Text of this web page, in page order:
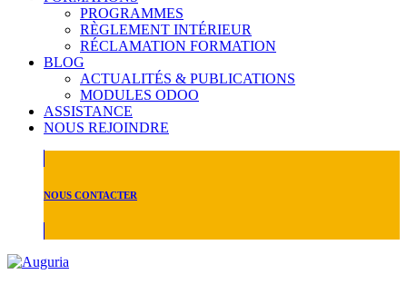
PROGRAMMES
RÈGLEMENT INTÉRIEUR
RÉCLAMATION FORMATION
BLOG
ACTUALITÉS & PUBLICATIONS
MODULES ODOO
ASSISTANCE
NOUS REJOINDRE
NOUS CONTACTER